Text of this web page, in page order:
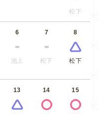
松下
6
池上
7
松下
8
松下
13 14 15